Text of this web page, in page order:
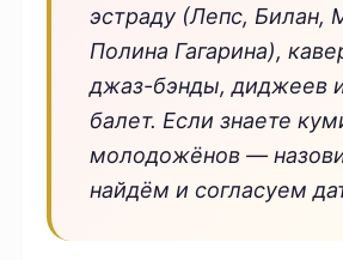
эстраду (Лепс, Билан,
Полина Гагарина),
джаз-бэнды, диджеев
балет. Если знаете
молодожёнов —
найдём и согласуем